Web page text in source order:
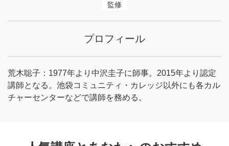
監修
プロフィール
荒木聡子：1977年より中沢圭子に師事。2015年より認定
講師となる。池袋コミュニティ・カレッジ以外にも各カル
チャーセンターなどで講師を務める。